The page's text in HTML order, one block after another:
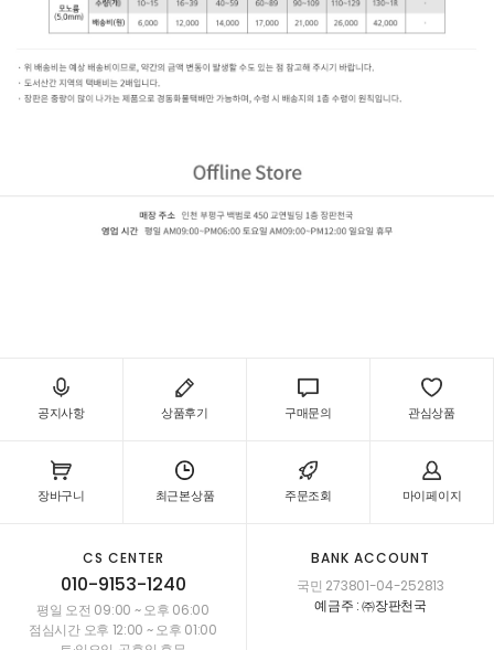
공지사항 상품후기 구매문의 관심상품
장바구니 최근본상품 주문조회 마이페이지
CS CENTER
010-9153-1240
평일 오전 09:00 ~ 오후 06:00
점심시간 오후 12:00 ~ 오후 01:00
BANK ACCOUNT
국민 273801-04-252813
예금주 : ㈜장판천국